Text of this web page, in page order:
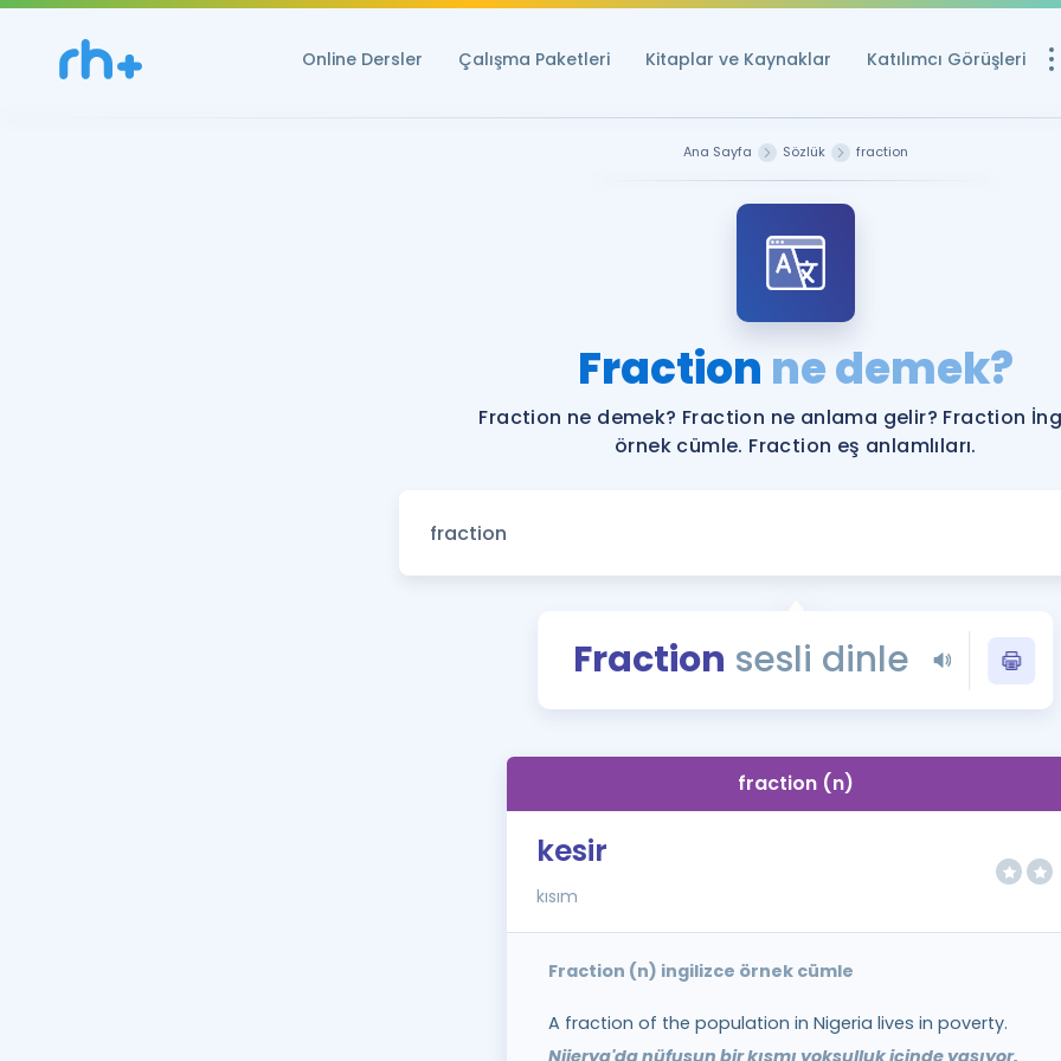
Online Dersler Çalışma Paketleri Kitaplar ve Kaynaklar Katılımcı Görüşleri
YDS ve YÖKDİL
Rehberlik Aracı
YDS ve YÖKDİL'e
Tüm ÖSYM
YDS - YÖKDİL
İngilizce Gramer
Ana Sayfa Sözlük fraction
Fraction ne demek?
Fraction ne demek? Fraction ne anlama gelir? Fraction
örnek cümle. Fraction eş anlamlıları.
Fraction sesli dinle
fraction (n)
kesir
kısım
Fraction (n) ingilizce örnek cümle
A fraction of the population in Nigeria lives in poverty.
Nijerya'da nüfusun bir kısmı yoksulluk içinde yaşıyor.